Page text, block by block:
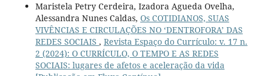
Maristela Petry Cerdeira, Izadora Agueda Ovelha,
Alessandra Nunes Caldas, Os COTIDIANOS, SUAS
VIVÊNCIAS E CIRCULAÇÕES NO ‘DENTROFORA’ DAS
REDES SOCIAIS , Revista Espaço do Currículo: v. 17 n.
2 (2024): O CURRÍCULO, O TEMPO E AS REDES
SOCIAIS: lugares de afetos e aceleração da vida